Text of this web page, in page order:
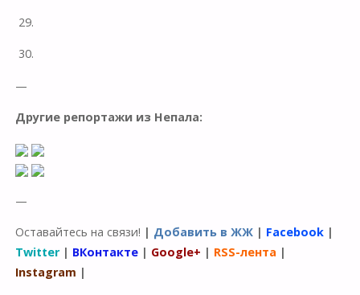
29.
30.
—
Другие репортажи из Непала:
—
Оставайтесь на связи! | Добавить в ЖЖ| Facebook|
Twitter| ВКонтакте| Google+ | RSS-лента |
Instagram |